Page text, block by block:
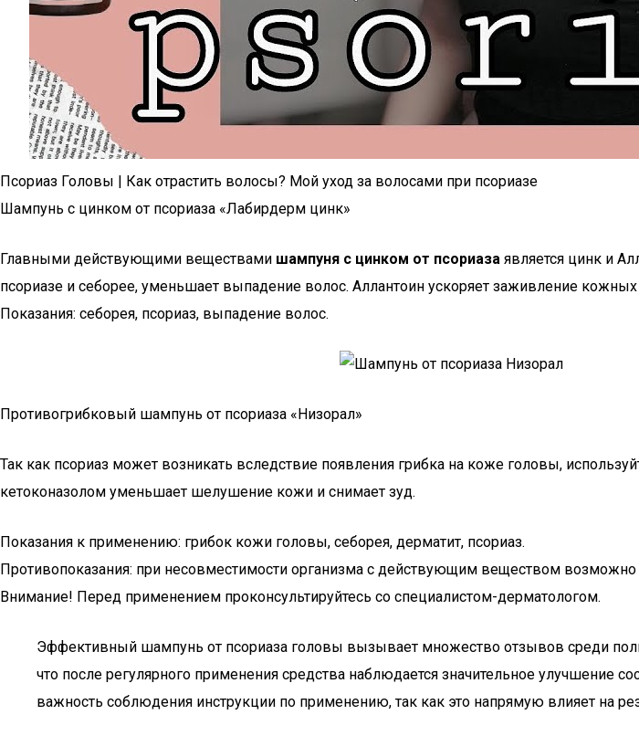
Псориаз Головы | Как отрастить волосы? Мой уход за волосами при псориазе
Шампунь с цинком от псориаза «Лабирдерм цинк»
Главными действующими веществами шампуня с цинком от псориаза является цинк и
псориазе и себорее, уменьшает выпадение волос. Аллантоин ускоряет заживление
Показания: себорея, псориаз, выпадение волос.
Противогрибковый шампунь от псориаза «Низорал»
Так как псориаз может возникать вследствие появления грибка на коже головы,
кетоконазолом уменьшает шелушение кожи и снимает зуд.
Показания к применению: грибок кожи головы, себорея, дерматит, псориаз.
Противопоказания: при несовместимости организма с действующим веществом возможно
Внимание! Перед применением проконсультируйтесь со специалистом-дерматологом.
Эффективный шампунь от псориаза головы вызывает множество отзывов среди
что после регулярного применения средства наблюдается значительное
важность соблюдения инструкции по применению, так как это напрямую влияет на